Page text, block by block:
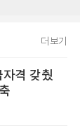
더보기
격 갖췄